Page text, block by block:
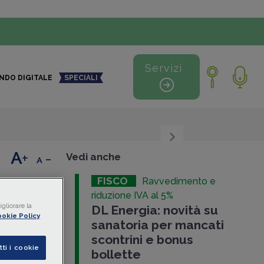
DIGITALE SPECIALI
Servizi
+ - Vedi anche
FISCO
Ravvedimento e
riduzione IVA al 5%
DL Energia: novità su
sanatoria per mancati
scontrini e bonus
bollette
la
Policy
i cookie